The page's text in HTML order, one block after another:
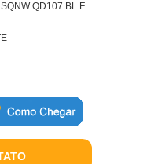
QD107 BL F